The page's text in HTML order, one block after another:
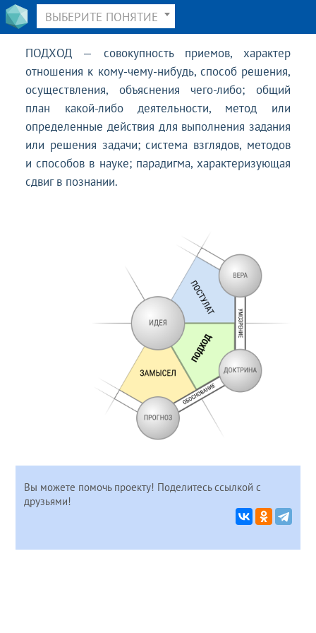
ВЫБЕРИТЕ ПОНЯТИЕ
ПОДХОД — совокупность приемов, характер
отношения к кому-чему-нибудь, способ решения,
осуществления, объяснения чего-либо; общий
план какой-либо деятельности, метод или
определенные действия для выполнения задания
или решения задачи; система взглядов, методов
и способов в науке; парадигма, характеризующая
сдвиг в познании.
Вы можете помочь проекту! Поделитесь ссылкой с
друзьями!